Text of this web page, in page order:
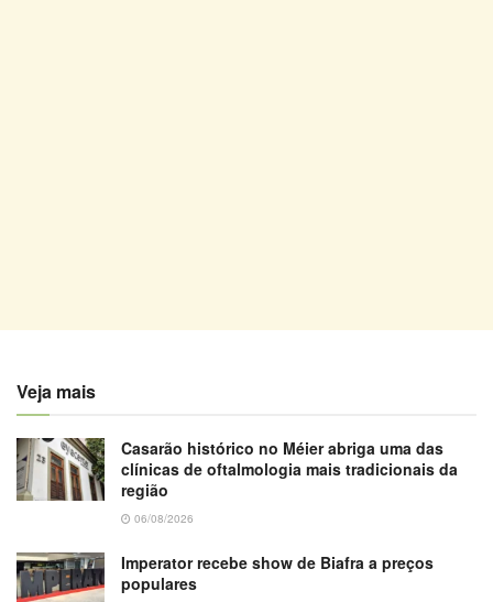
Veja mais
Casarão histórico no Méier abriga uma das
clínicas de oftalmologia mais tradicionais da
região
06/08/2026
Imperator recebe show de Biafra a preços
populares